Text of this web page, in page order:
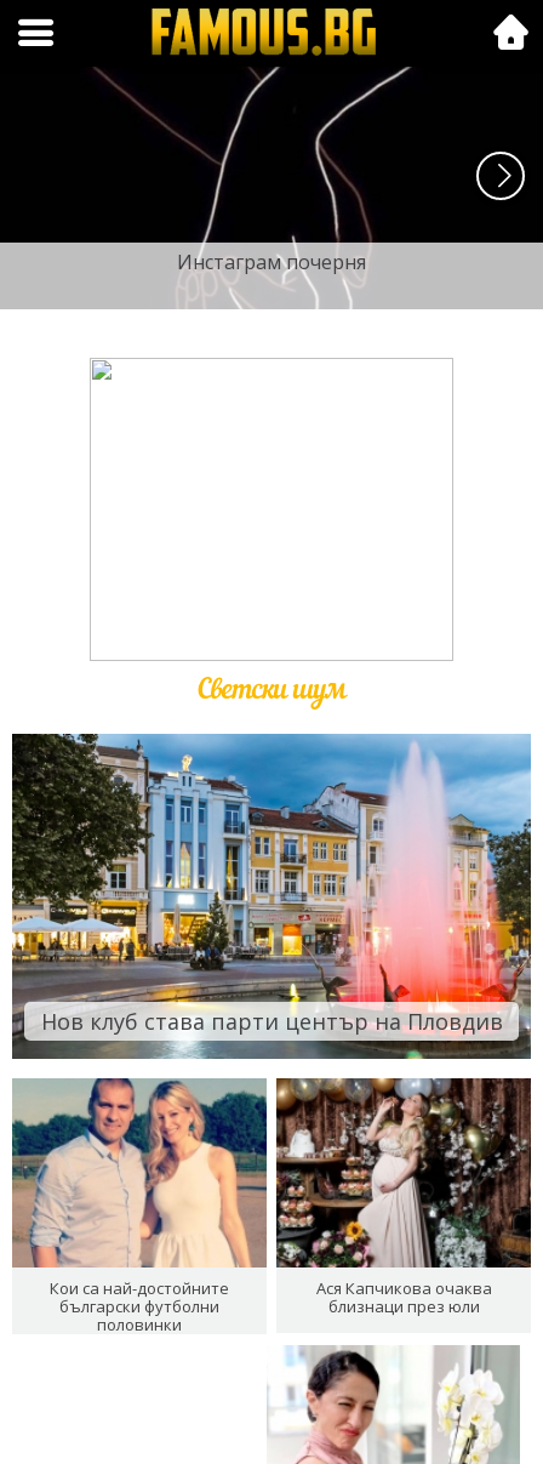
Folk.bg
Инстаграм почерня
Светски шум
Нов клуб става парти център на Пловдив
Кои са най-достойните
български футболни
половинки
Ася Капчикова очаква
близнаци през юли